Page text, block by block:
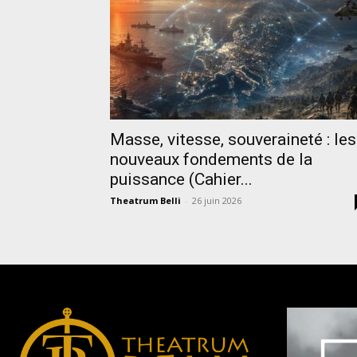
Masse, vitesse, souveraineté : les
nouveaux fondements de la
puissance (Cahier...
Theatrum Belli - 26 juin 2026